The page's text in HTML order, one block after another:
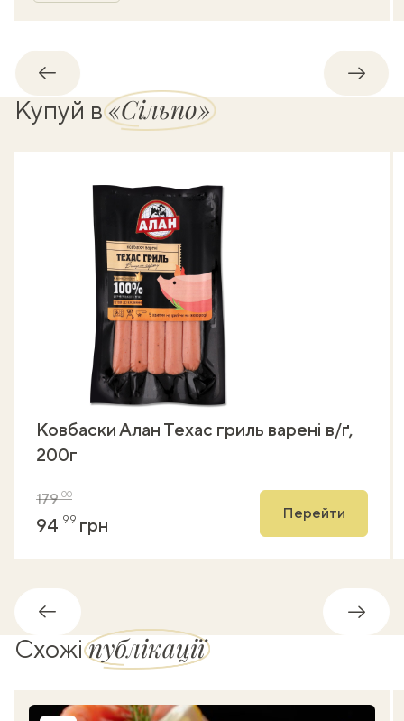
Назад
Купуй в«Сільпо»
Ковбаски Алан Техас гриль варені в/ґ,
200г
17900
94 99 грн
Перейти
Назад
Схожіпублікації